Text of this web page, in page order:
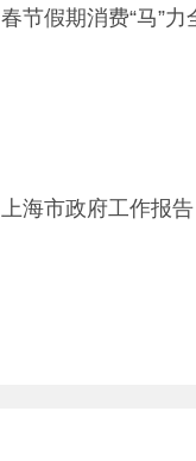
春节假期消费“马”
上海市政府工作报